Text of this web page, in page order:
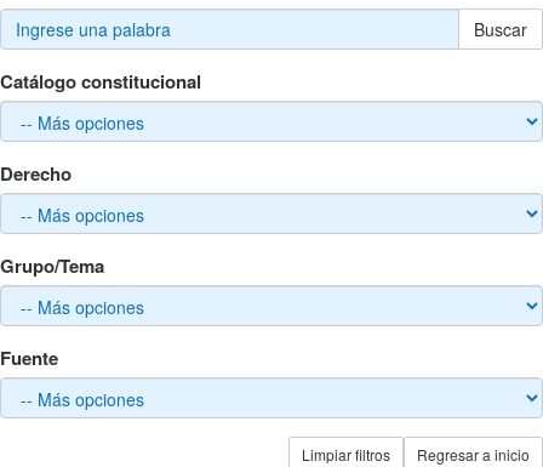
Buscar
Catálogo constitucional
Derecho
Grupo/Tema
Fuente
Regresar a inicio
Limpiar filtros